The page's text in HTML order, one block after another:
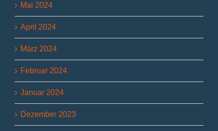
Mai 2024
April 2024
März 2024
Februar 2024
Januar 2024
Dezember 2023